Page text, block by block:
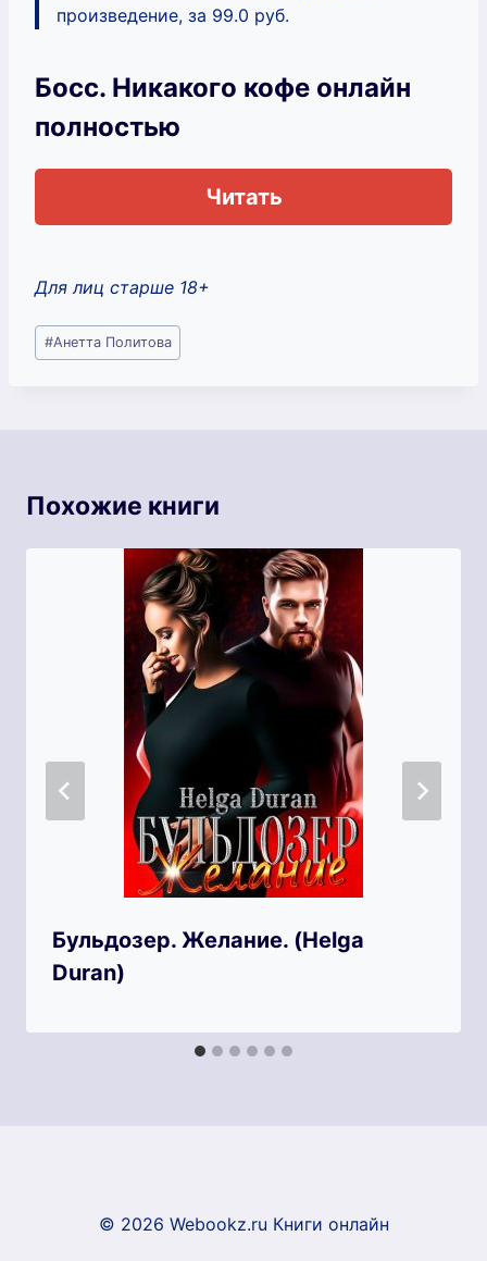
произведение, за 99.0 руб.
Босс. Никакого кофе онлайн
полностью
Читать
Для лиц старше 18+
Метки
записи:
#Анетта Политова
Похожие книги
Бульдозер. Желание. (Helga
Duran)
© 2026 Webookz.ru Книги онлайн